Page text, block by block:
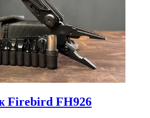
Firebird FH926